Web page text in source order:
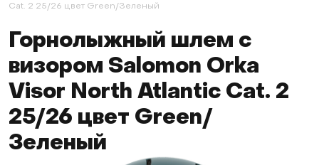
Cat. 2 25/26 цвет Green/Зеленый
Горнолыжный шлем с
визором Salomon Orka
Visor North Atlantic Cat. 2
25/26 цвет Green/
Зеленый